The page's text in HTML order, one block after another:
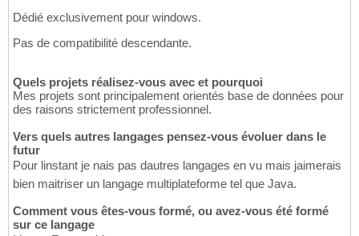
Dédié exclusivement pour windows.
Pas de compatibilité descendante.
Quels projets réalisez-vous avec et pourquoi
Mes projets sont principalement orientés base de données pour
des raisons strictement professionnel.
Vers quels autres langages pensez-vous évoluer dans le
futur
Pour linstant je nais pas dautres langages en vu mais jaimerais
bien maitriser un langage multiplateforme tel que Java.
Comment vous êtes-vous formé, ou avez-vous été formé
sur ce langage